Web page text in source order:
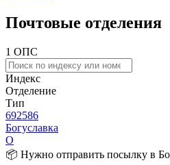
Почтовые отделения
1 ОПС
Индекс
Отделение
Тип
692586
Богуславка
О
📦 Нужно отправить посылку в